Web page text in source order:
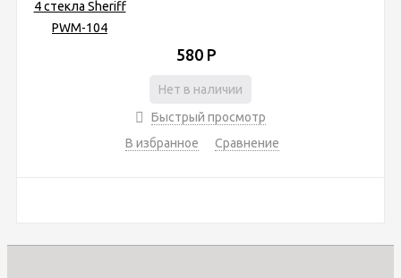
580 Р
Нет в наличии
Быстрый просмотр
В избранное
Сравнение